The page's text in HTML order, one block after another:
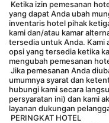
yang dapat Anda ubah
inventaris hotel pihak
kami dan/atau kamar
tersedia untuk Anda. Kami
opsi yang tersedia ketika
mengubah pemesanan
umumnya syarat dan
hubungi kami secara
persyaratan ini) dan kami
layanan dukungan
PERINGKAT HOTEL